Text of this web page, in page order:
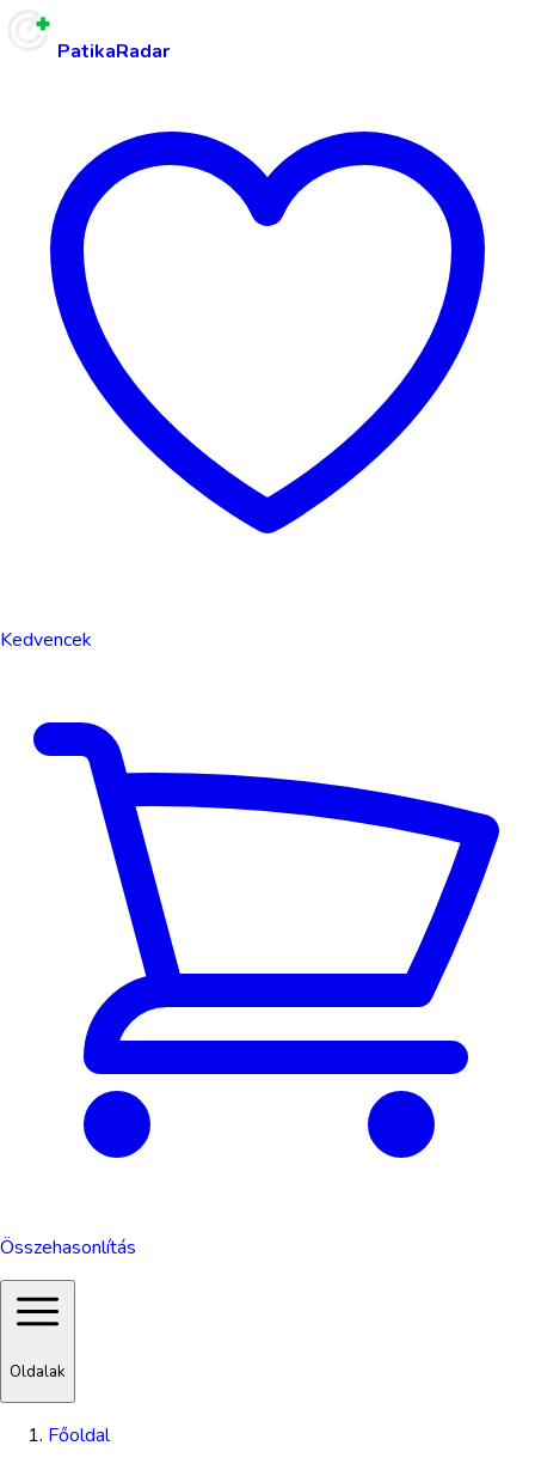
PatikaRadar
Kedvencek
Összehasonlítás
Oldalak
Főoldal